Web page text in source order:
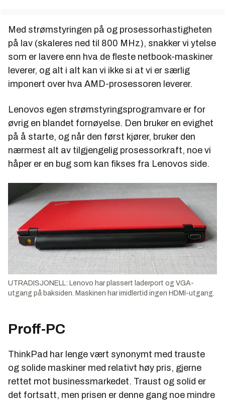
Med strømstyringen på og prosessorhastigheten
på lav (skaleres ned til 800 MHz), snakker vi ytelse
som er lavere enn hva de fleste netbook-maskiner
leverer, og alt i alt kan vi ikke si at vi er særlig
imponert over hva AMD-prosessoren leverer.
Lenovos egen strømstyringsprogramvare er for
øvrig en blandet fornøyelse. Den bruker en evighet
på å starte, og når den først kjører, bruker den
nærmest alt av tilgjengelig prosessorkraft, noe vi
håper er en bug som kan fikses fra Lenovos side.
UTRADISJONELL: Lenovo har plassert laderport og VGA-
utgang på baksiden. Maskinen har imidlertid ingen HDMI-utgang.
Proff-PC
ThinkPad har lenge vært synonymt med trauste
og solide maskiner med relativt høy pris, gjerne
rettet mot businessmarkedet. Traust og solid er
det fortsatt, men prisen er denne gang noe mindre